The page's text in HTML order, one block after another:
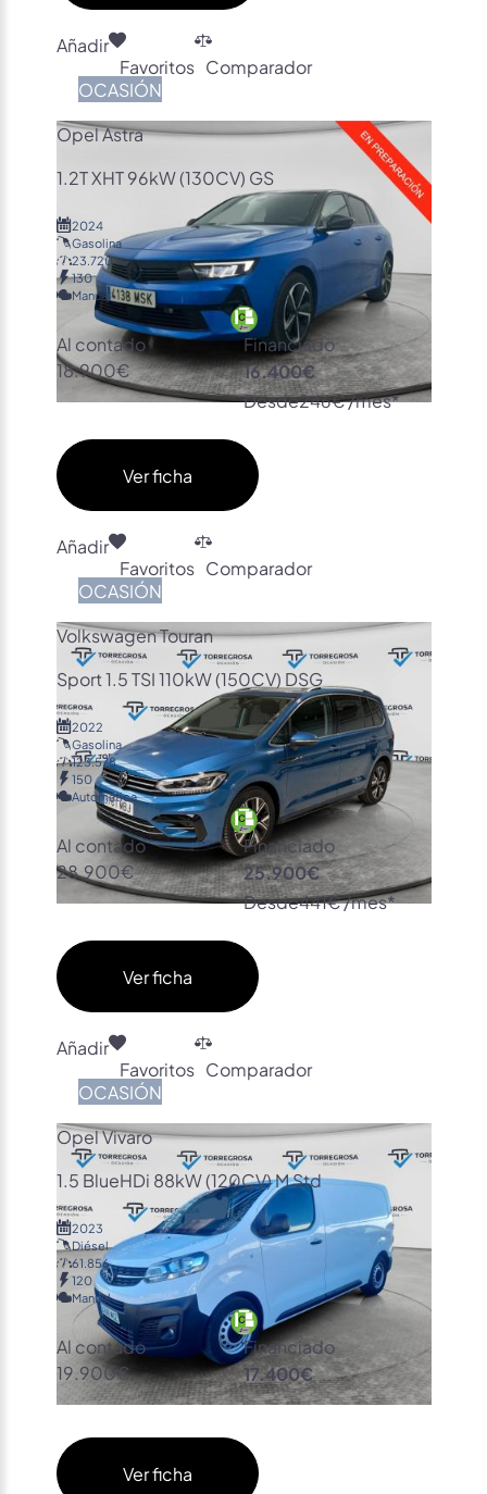
Añadir
Favoritos Comparador
OCASIÓN
Opel Astra
1.2T XHT 96kW (130CV) GS
2024
Gasolina
23.720
130
Manual
Al contado
18.900€
Financiado
16.400€
Desde246€ /mes*
Ver ficha
Añadir
Favoritos Comparador
OCASIÓN
Volkswagen Touran
Sport 1.5 TSI 110kW (150CV) DSG
2022
Gasolina
123.578
150
Automática
Al contado
28.900€
Financiado
25.900€
Desde441€ /mes*
Ver ficha
Añadir
Favoritos Comparador
OCASIÓN
Opel Vivaro
1.5 BlueHDi 88kW (120CV) M Std
2023
Diésel
61.856
120
Manual
Al contado
19.900€
Financiado
17.400€
Ver ficha